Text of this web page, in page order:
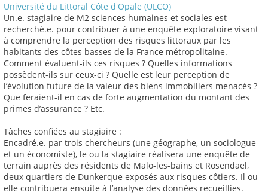
Université du Littoral Côte d'Opale (ULCO)
Un.e. stagiaire de M2 sciences humaines et sociales est
recherché.e. pour contribuer à une enquête exploratoire visant
à comprendre la perception des risques littoraux par les
habitants des côtes basses de la France métropolitaine.
Comment évaluent-ils ces risques ? Quelles informations
possèdent-ils sur ceux-ci ? Quelle est leur perception de
l’évolution future de la valeur des biens immobiliers menacés ?
Que feraient-il en cas de forte augmentation du montant des
primes d’assurance ? Etc.
Tâches confiées au stagiaire :
Encadré.e. par trois chercheurs (une géographe, un sociologue
et un économiste), le ou la stagiaire réalisera une enquête de
terrain auprès des résidents de Malo-les-bains et Rosendaël,
deux quartiers de Dunkerque exposés aux risques côtiers. Il ou
elle contribuera ensuite à l’analyse des données recueillies.